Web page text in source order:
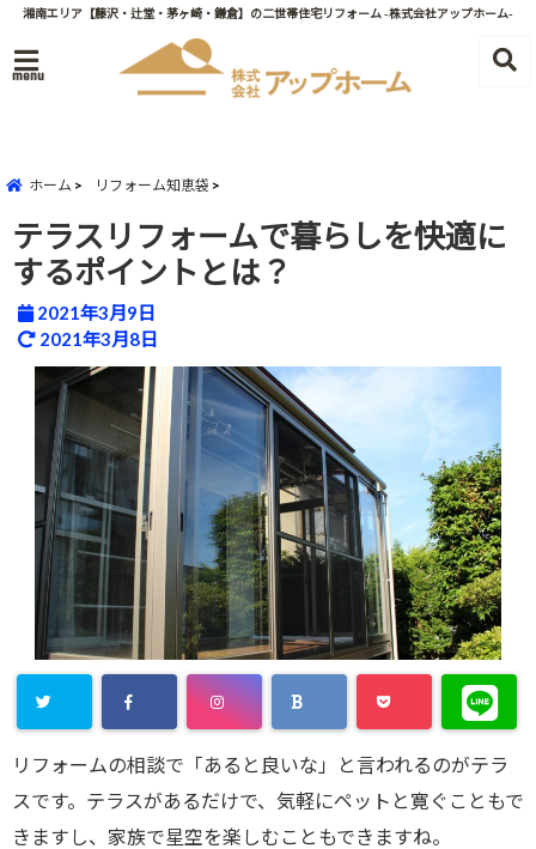
湘南エリア【藤沢・辻堂・茅ヶ崎・鎌倉】の二世帯住宅リフォーム -株式会社アップホーム-
menu
ホーム リフォーム知恵袋
テラスリフォームで暮らしを快適に
するポイントとは？
2021年3月9日
2021年3月8日
リフォームの相談で「あると良いな」と言われるのがテラ
スです。テラスがあるだけで、気軽にペットと寛ぐこともで
きますし、家族で星空を楽しむこともできますね。